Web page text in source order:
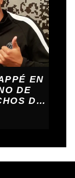
EN
DE
DE